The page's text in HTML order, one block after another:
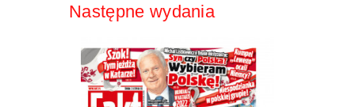
Następne wydania